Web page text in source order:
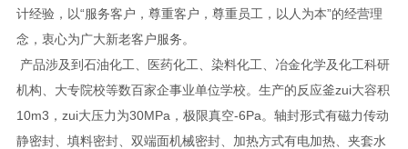
计经验，以“服务客户，尊重客户，尊重员工，以人为本”的经营理
念，衷心为广大新老客户服务。
产品涉及到石油化工、医药化工、染料化工、冶金化学及化工科研
机构、大专院校等数百家企事业单位学校。生产的反应釜zui大容积
10m3，zui大压力为30MPa，极限真空-6Pa。轴封形式有磁力传动
静密封、填料密封、双端面机械密封、加热方式有电加热、夹套水